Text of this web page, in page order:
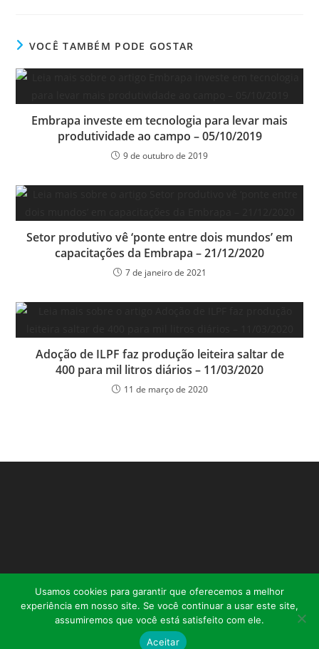
VOCÊ TAMBÉM PODE GOSTAR
Embrapa investe em tecnologia para levar mais
produtividade ao campo – 05/10/2019
9 de outubro de 2019
Setor produtivo vê ‘ponte entre dois mundos’ em
capacitações da Embrapa – 21/12/2020
7 de janeiro de 2021
Adoção de ILPF faz produção leiteira saltar de
400 para mil litros diários – 11/03/2020
11 de março de 2020
Usamos cookies para garantir que oferecemos a melhor
experiência em nosso site. Se você continuar a usar este site,
assumiremos que você está satisfeito com ele.
Aceitar